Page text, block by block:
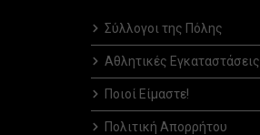
Σύλλογοι της Πόλης
Αθλητικές Εγκαταστάσεις
Ποιοί Είμαστε!
Πολιτική Απορρήτου